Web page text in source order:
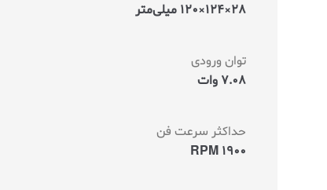
28×124×120 میلی‌متر
توان ورودی
7.08 وات
حداکثر سرعت فن
1900 RPM